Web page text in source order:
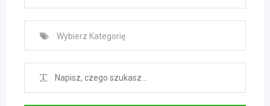
Wybierz Kategorię